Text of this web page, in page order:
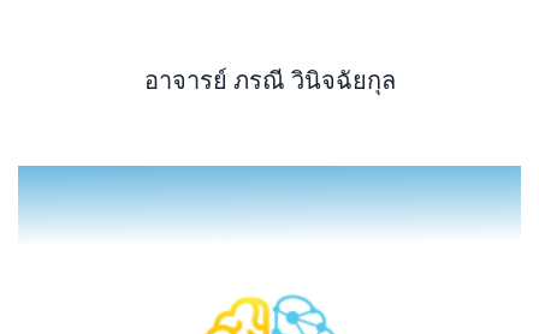
อาจารย์ ภรณี วินิจฉัยกุล